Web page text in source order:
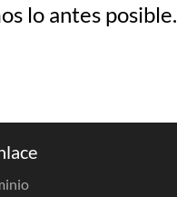
lo antes posible.